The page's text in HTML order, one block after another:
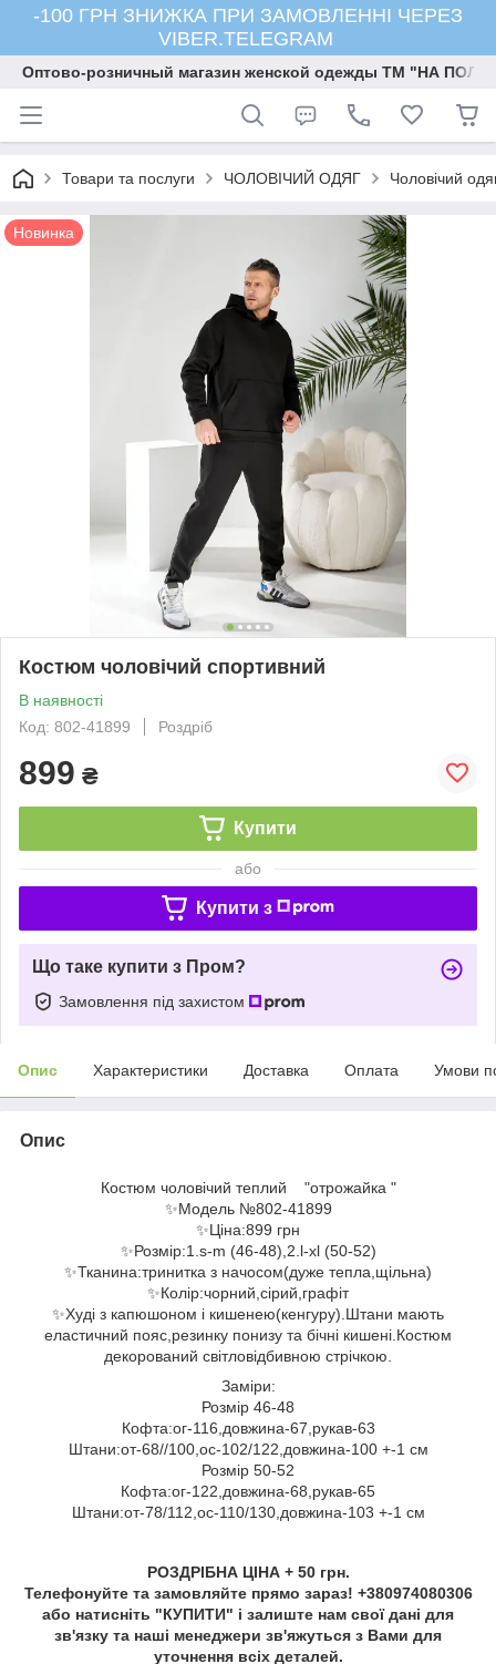
-100 ГРН ЗНИЖКА ПРИ ЗАМОВЛЕННІ ЧЕРЕЗ
VIBER.TELEGRAM
Оптово-розничный магазин женской одежды ТМ "НА
Товари та послуги ЧОЛОВІЧИЙ ОДЯГ Чоловічий
Новинка
Костюм чоловічий спортивний
В наявності
Код: 802-41899
Роздріб
899 ₴
Купити
або
Купити з
Що таке купити з Пром?
Замовлення під захистом
Опис Характеристики Доставка Оплата Умови
Опис
Костюм чоловічий теплий "отрожайка "
✨Модель №802-41899
✨Ціна:899 грн
✨Розмір:1.s-m (46-48),2.l-xl (50-52)
✨Тканина:тринитка з начосом(дуже тепла,щільна)
✨Колір:чорний,сірий,графіт
✨Худі з капюшоном і кишенею(кенгуру).Штани мають
еластичний пояс,резинку понизу та бічні кишені.Костюм
декорований світловідбивною стрічкою.
Заміри:
Розмір 46-48
Кофта:ог-116,довжина-67,рукав-63
Штани:от-68//100,ос-102/122,довжина-100 +-1 см
Розмір 50-52
Кофта:ог-122,довжина-68,рукав-65
Штани:от-78/112,ос-110/130,довжина-103 +-1 см
РОЗДРІБНА ЦІНА + 50 грн.
Телефонуйте та замовляйте прямо зараз! +380974080306
або натисніть "КУПИТИ" і залиште нам свої дані для
зв'язку та наші менеджери зв'яжуться з Вами для
уточнення всіх деталей.